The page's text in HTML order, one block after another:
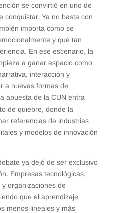
se convirtió en uno de
conquistar. Ya no basta con
importa cómo se
y qué tan
En ese escenario, la
a ganar espacio como
interacción y
a nuevas formas de
apuesta de la CUN entra
de quiebre, donde la
referencias de industrias
y modelos de innovación
ya dejó de ser exclusivo
Empresas tecnológicas,
organizaciones de
que el aprendizaje
menos lineales y más